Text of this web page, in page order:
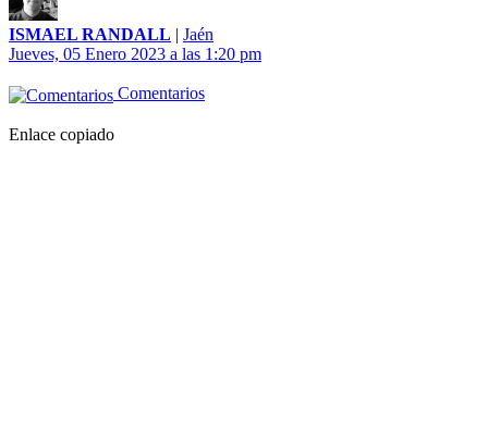
ISMAEL RANDALL | Jaén
Jueves, 05 Enero 2023 a las 1:20 pm
Comentarios
Enlace copiado